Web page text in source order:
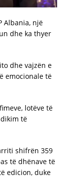
Albania, një
dhe ka thyer
dhe vajzën e
emocionale të
lotëve të
të
shifrën 359
të dhënave të
edicion, duke